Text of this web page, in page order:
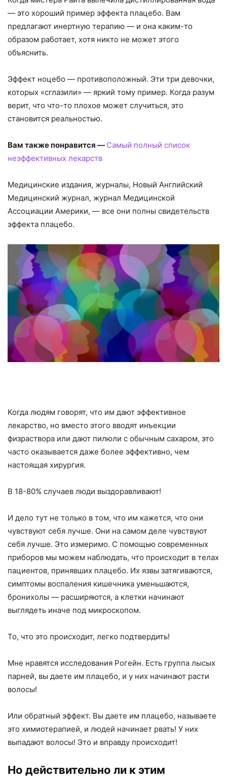
— это хороший пример эффекта плацебо. Вам
предлагают инертную терапию — и она каким-то
образом работает, хотя никто не может этого
объяснить.
Эффект ноцебо — противоположный. Эти три девочки,
которых «сглазили» — яркий тому пример. Когда разум
верит, что что-то плохое может случиться, это
становится реальностью.
Вам также понравится — Самый полный список
неэффективных лекарств
Медицинские издания, журналы, Новый Английский
Медицинский журнал, журнал Медицинской
Ассоциации Америки, — все они полны свидетельств
эффекта плацебо.
Когда людям говорят, что им дают эффективное
лекарство, но вместо этого вводят инъекции
физраствора или дают пилюли с обычным сахаром, это
часто оказывается даже более эффективно, чем
настоящая хирургия.
В 18-80% случаев люди выздоравливают!
И дело тут не только в том, что им кажется, что они
чувствуют себя лучше. Они на самом деле чувствуют
себя лучше. Это измеримо. С помощью современных
приборов мы можем наблюдать, что происходит в телах
пациентов, принявших плацебо. Их язвы затягиваются,
симптомы воспаления кишечника уменьшаются,
бронихолы — расширяются, а клетки начинают
выглядеть иначе под микроскопом.
То, что это происходит, легко подтвердить!
Мне нравятся исследования Рогейн. Есть группа лысых
парней, вы даете им плацебо, и у них начинают расти
волосы!
Или обратный эффект. Вы даете им плацебо, называете
это химиотерапией, и людей начинает рвать! У них
выпадают волосы! Это и вправду происходит!
Но действительно ли к этим